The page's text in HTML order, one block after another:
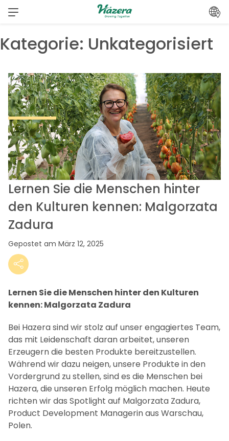
Zum
Inhalt
Kategorie: Unkategorisiert
Lernen Sie die Menschen hinter
den Kulturen kennen: Malgorzata
Zadura
Gepostet am März 12, 2025
Lernen Sie die Menschen hinter den Kulturen
kennen: Malgorzata Zadura
Bei Hazera sind wir stolz auf unser engagiertes Team,
das mit Leidenschaft daran arbeitet, unseren
Erzeugern die besten Produkte bereitzustellen.
Während wir dazu neigen, unsere Produkte in den
Vordergrund zu stellen, sind es die Menschen bei
Hazera, die unseren Erfolg möglich machen. Heute
richten wir das Spotlight auf Malgorzata Zadura,
Product Development Managerin aus Warschau,
Polen.